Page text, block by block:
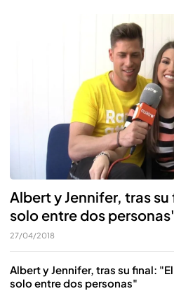
Albert y Jennifer, tras su
solo entre dos
27/04/2018
Albert y Jennifer, tras su final:
solo entre dos personas"